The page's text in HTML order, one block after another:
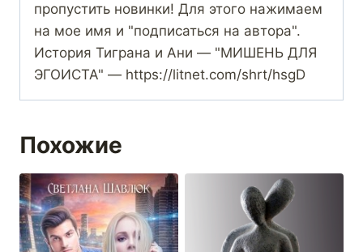
пропустить новинки! Для этого нажимаем
на мое имя и "подписаться на автора".
История Тиграна и Ани — "МИШЕНЬ ДЛЯ
ЭГОИСТА" — https://litnet.com/shrt/hsgD
Похожие